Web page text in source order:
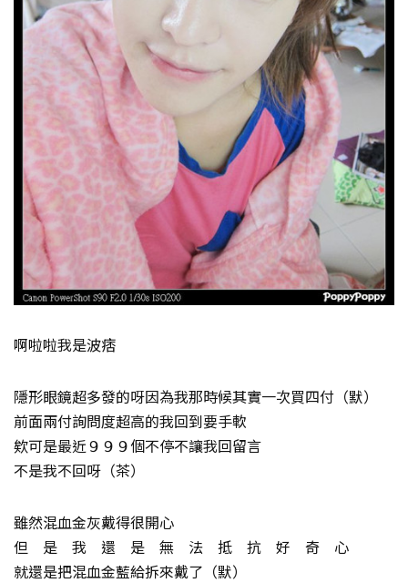
啊啦啦我是波痞
隱形眼鏡超多發的呀因為我那時候其實一次買四付（默）
前面兩付詢問度超高的我回到要手軟
欸可是最近９９９個不停不讓我回留言
不是我不回呀（茶）
雖然混血金灰戴得很開心
但 是 我 還 是 無 法 抵 抗 好 奇 心
就還是把混血金藍給拆來戴了（默）